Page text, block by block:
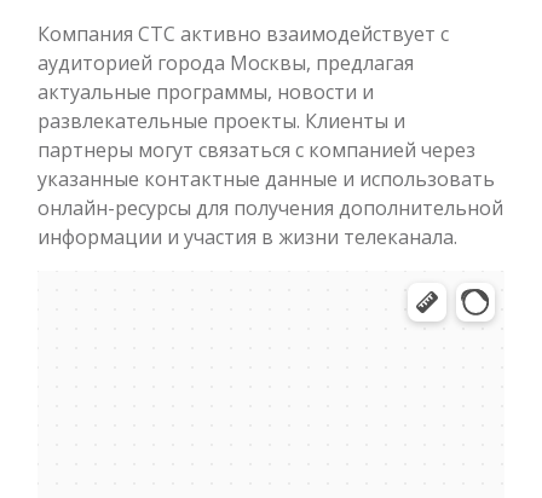
Компания СТС активно взаимодействует с
аудиторией города Москвы, предлагая
актуальные программы, новости и
развлекательные проекты. Клиенты и
партнеры могут связаться с компанией через
указанные контактные данные и использовать
онлайн-ресурсы для получения дополнительной
информации и участия в жизни телеканала.